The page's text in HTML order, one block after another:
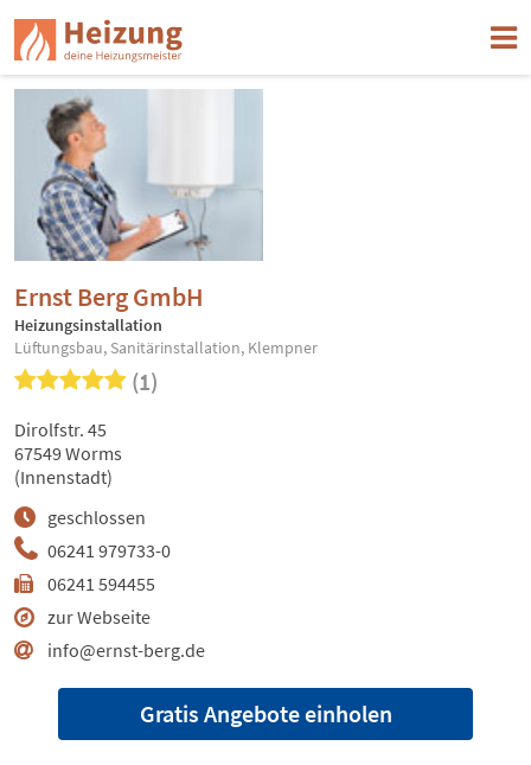
Ernst Berg GmbH
Heizungsinstallation
Lüftungsbau, Sanitärinstallation, Klempner
(1)
06241 979733-0
06241 594455
zur Webseite
info@ernst-berg.de
geschlossen
Dirolfstr. 45
67549 Worms
(Innenstadt)
Gratis Angebote einholen